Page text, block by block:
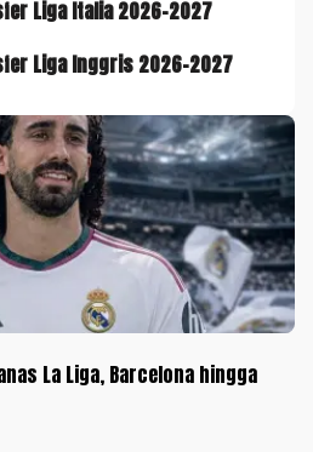
Liga Italia 2026-2027
Liga Inggris 2026-2027
La Liga, Barcelona hingga